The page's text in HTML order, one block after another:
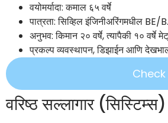
वयोमर्यादा: कमाल ६५ वर्षे
पात्रता: सिव्हिल इंजिनीअरिंगमधील
अनुभव: किमान २० वर्षे, त्यापैकी १० वर्षे
प्रकल्प व्यवस्थापन, डिझाईन आणि देखभाल
वरिष्ठ सल्लागार (सिस्टिम्स)